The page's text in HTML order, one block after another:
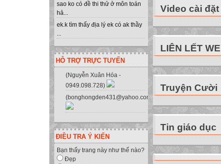
sao ko có đề thi thử ở môn toán
hả...
ek.k tìm thấy địa lý ek có ak thầy
...
HỖ TRỢ TRỰC TUYẾN
(Nguyễn Xuân Hóa -
0949.098.728)
(bonghongden431@yahoo.com.vn)
ĐIỀU TRA Ý KIẾN
Bạn thấy trang này như thế nào?
Đẹp
bình của mỗi
Công thức:
Điểm trung bình
Thực hiện:
Khởi động
lệnh trong
Thực hiện:
Bổ sung các
Thêm các lệnh
Dịch và chạy
Quan sát kết
MEMORIZE
Video cài đặt
LIÊN LẾT
Truyện Cười
Tin giáo dục